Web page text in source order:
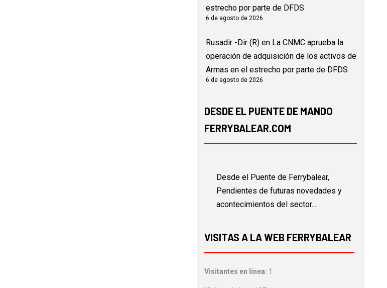
estrecho por parte de DFDS
6 de agosto de 2026
Rusadir -Dir (R)en La CNMC aprueba la
operación de adquisición de los activos de
Armas en el estrecho por parte de DFDS
6 de agosto de 2026
DESDE EL PUENTE DE MANDO
FERRYBALEAR.COM
Desde el Puente de Ferrybalear,
Pendientes de futuras novedades y
acontecimientos del sector...
VISITAS A LA WEB FERRYBALEAR
Visitantes en línea: 1